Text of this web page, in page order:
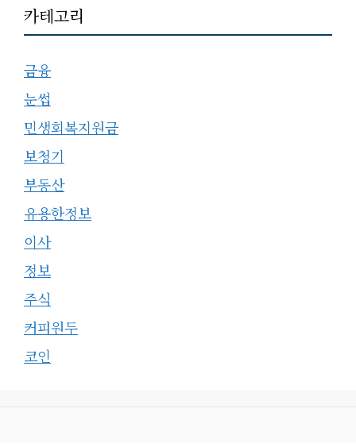
카테고리
금융
눈썹
민생회복지원금
보청기
부동산
유용한정보
이사
정보
주식
커피원두
코인